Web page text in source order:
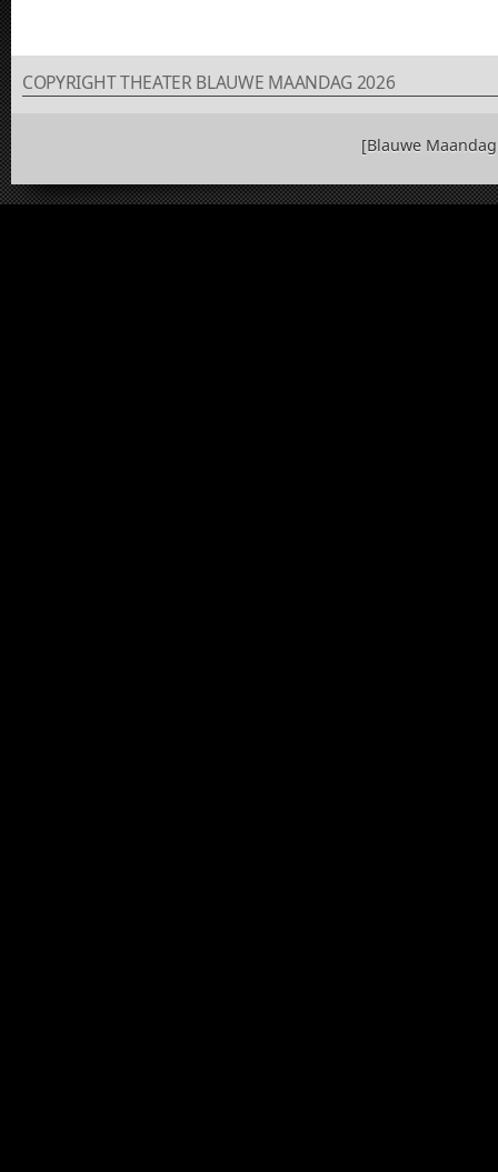
COPYRIGHT THEATER BLAUWE MAANDAG 2026
[Blauwe